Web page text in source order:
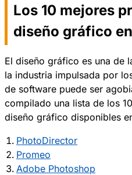
Los 10 mejores
diseño gráfico
El diseño gráfico es una de
la industria impulsada por
de software puede ser
compilado una lista de los
diseño gráfico disponibles
PhotoDirector
Promeo
Adobe Photoshop